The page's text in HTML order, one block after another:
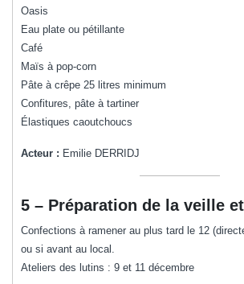
Oasis
Eau plate ou pétillante
Café
Maïs à pop-corn
Pâte à crêpe 25 litres minimum
Confitures, pâte à tartiner
Élastiques caoutchoucs
Acteur : Emilie DERRIDJ
5 – Préparation de la veille
Confections à ramener au plus tard le 12
ou si avant au local.
Ateliers des lutins : 9 et 11 décembre